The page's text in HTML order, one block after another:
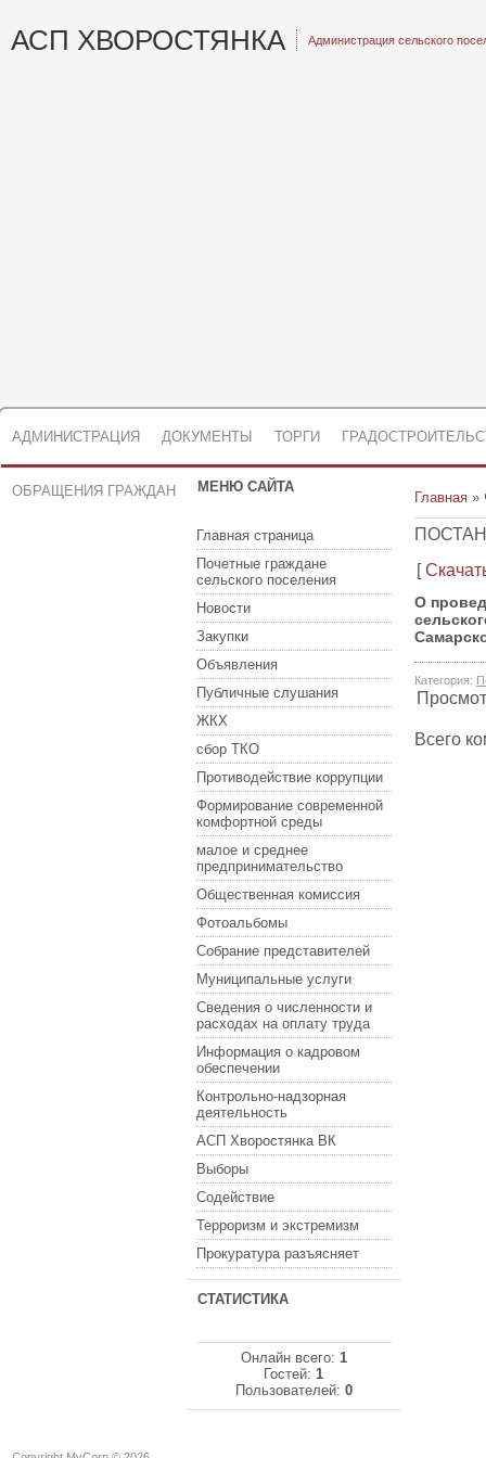
АСП ХВОРОСТЯНКА Администрация сельского
АДМИНИСТРАЦИЯ ДОКУМЕНТЫ ТОРГИ
ОБРАЩЕНИЯ ГРАЖДАН МЕНЮ САЙТА
Главная страница
Почетные граждане
сельского поселения
Новости
Закупки
Объявления
Публичные слушания
ЖКХ
сбор ТКО
Противодействие коррупции
Формирование современной
комфортной среды
малое и среднее
предпринимательство
Общественная комиссия
Фотоальбомы
Собрание представителей
Муниципальные услуги
Сведения о численности и
расходах на оплату труда
Информация о кадровом
обеспечении
Контрольно-надзорная
деятельность
АСП Хворостянка ВК
Выборы
Содействие
Терроризм и экстремизм
Прокуратура разъясняет
СТАТИСТИКА
Онлайн всего: 1
Гостей:1
Пользователей: 0
Главная »
[
О
Категория:
Всего